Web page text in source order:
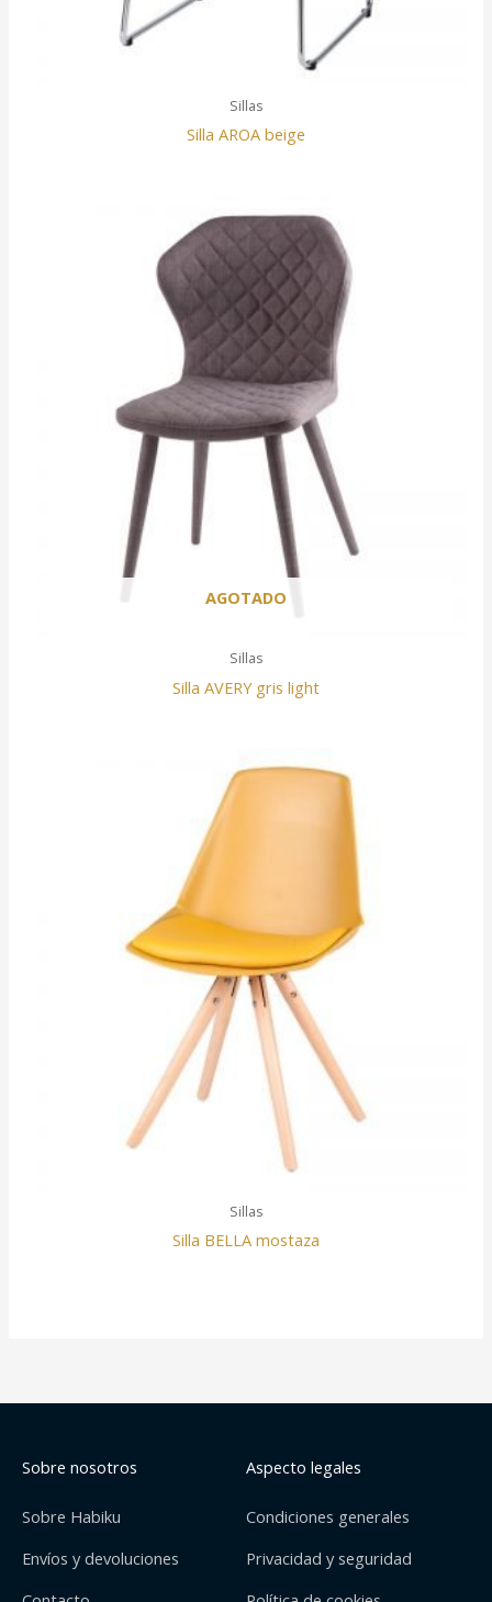
Sillas
Silla AROA beige
AGOTADO
Sillas
Silla AVERY gris light
Sillas
Silla BELLA mostaza
Sobre nosotros
Sobre Habiku
Envíos y devoluciones
Aspecto legales
Condiciones generales
Privacidad y seguridad